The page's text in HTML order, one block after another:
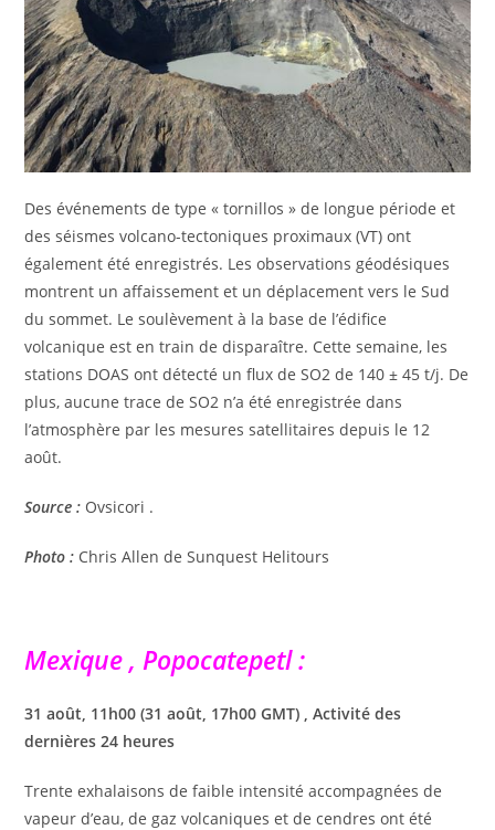
Des événements de type « tornillos » de longue période et
des séismes volcano-tectoniques proximaux (VT) ont
également été enregistrés. Les observations géodésiques
montrent un affaissement et un déplacement vers le Sud
du sommet. Le soulèvement à la base de l’édifice
volcanique est en train de disparaître. Cette semaine, les
stations DOAS ont détecté un flux de SO2 de 140 ± 45 t/j. De
plus, aucune trace de SO2 n’a été enregistrée dans
l’atmosphère par les mesures satellitaires depuis le 12
août.
Source : Ovsicori .
Photo : Chris Allen de Sunquest Helitours
Mexique , Popocatepetl :
31 août, 11h00 (31 août, 17h00 GMT) , Activité des
dernières 24 heures
Trente exhalaisons de faible intensité accompagnées de
vapeur d’eau, de gaz volcaniques et de cendres ont été